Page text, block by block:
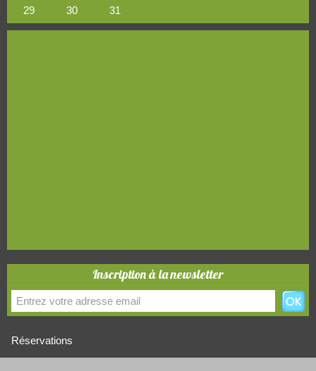
29 30 31
Inscription à la newsletter
Réservations